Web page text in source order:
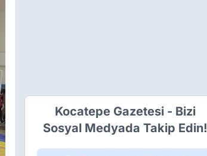
Kocatepe Gazetesi - Bizi
Sosyal Medyada Takip Edin!